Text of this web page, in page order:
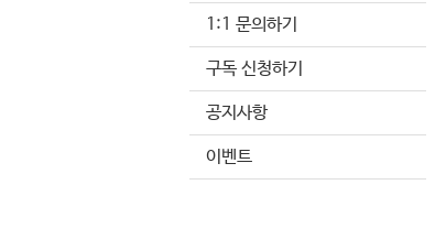
1:1 문의하기
구독 신청하기
공지사항
이벤트